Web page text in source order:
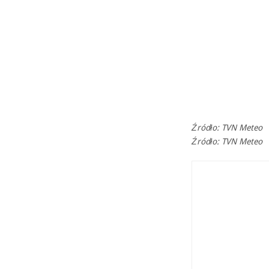
Źródło: TVN Meteo
Źródło: TVN Meteo